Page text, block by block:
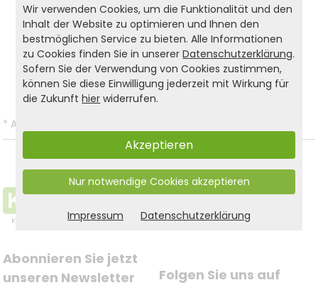
Produkt- und Sicherheitshinweise:
Zurück zur Liste
* Alle Preise inkl. gesetzl. MwSt. und zzgl.
Abonnieren Sie jetzt
unseren Newsletter
Folgen Sie uns auf
Wir verwenden Cookies, um die Funktionalität und den
Inhalt der Website zu optimieren und Ihnen den
bestmöglichen Service zu bieten. Alle Informationen
zu Cookies finden Sie in unsererDatenschutzerklärung.
Sofern Sie der Verwendung von Cookies zustimmen,
können Sie diese Einwilligung jederzeit mit Wirkung für
die Zukunfthier widerrufen.
Akzeptieren
Nur notwendige Cookies akzeptieren
Impressum Datenschutzerklärung